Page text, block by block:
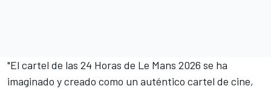
"El cartel de las 24 Horas de Le Mans 2026 se ha
imaginado y creado como un auténtico cartel de cine,